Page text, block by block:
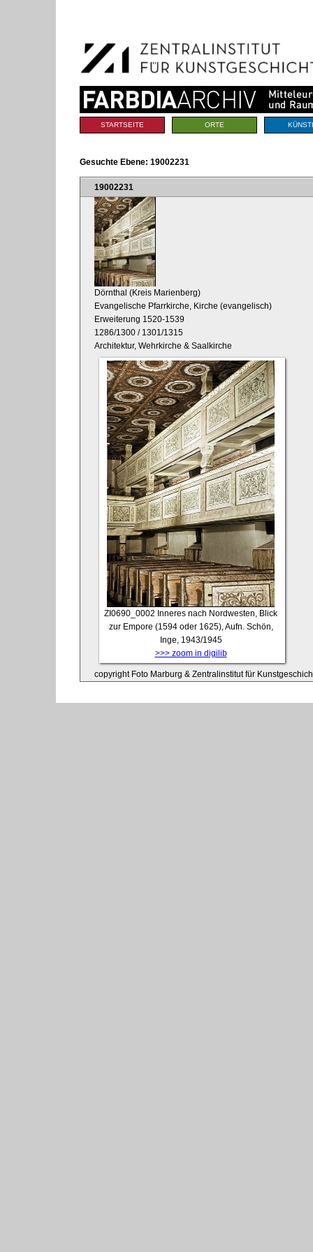
Navigation
Sektionen
STARTSEITE ORTE
Gesuchte Ebene: 19002231
19002231
Dörnthal (Kreis Marienberg)
Evangelische Pfarrkirche, Kirche (evangelisch)
Erweiterung 1520-1539
1286/1300 / 1301/1315
Architektur, Wehrkirche & Saalkirche
ZI0690_0002 Inneres nach Nordwesten, Blick
zur Empore (1594 oder 1625), Aufn. Schön,
Inge, 1943/1945
>>> zoom in digilib
copyright Foto Marburg & Zentralinstitut für